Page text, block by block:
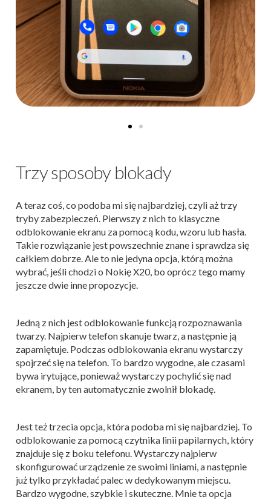
Trzy sposoby blokady
A teraz coś, co podoba mi się najbardziej, czyli aż trzy
tryby zabezpieczeń. Pierwszy z nich to klasyczne
odblokowanie ekranu za pomocą kodu, wzoru lub hasła.
Takie rozwiązanie jest powszechnie znane i sprawdza się
całkiem dobrze. Ale to nie jedyna opcja, którą można
wybrać, jeśli chodzi o Nokię X20, bo oprócz tego mamy
jeszcze dwie inne propozycje.
Jedną z nich jest odblokowanie funkcją rozpoznawania
twarzy. Najpierw telefon skanuje twarz, a następnie ją
zapamiętuje. Podczas odblokowania ekranu wystarczy
spojrzeć się na telefon. To bardzo wygodne, ale czasami
bywa irytujące, ponieważ wystarczy pochylić się nad
ekranem, by ten automatycznie zwolnił blokadę.
Jest też trzecia opcja, która podoba mi się najbardziej. To
odblokowanie za pomocą czytnika linii papilarnych, który
znajduje się z boku telefonu. Wystarczy najpierw
skonfigurować urządzenie ze swoimi liniami, a następnie
już tylko przykładać palec w dedykowanym miejscu.
Bardzo wygodne, szybkie i skuteczne. Mnie ta opcja